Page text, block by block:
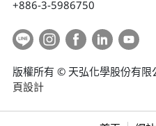
+886-3-5986750
版權所有 © 天弘化學股份有
頁設計